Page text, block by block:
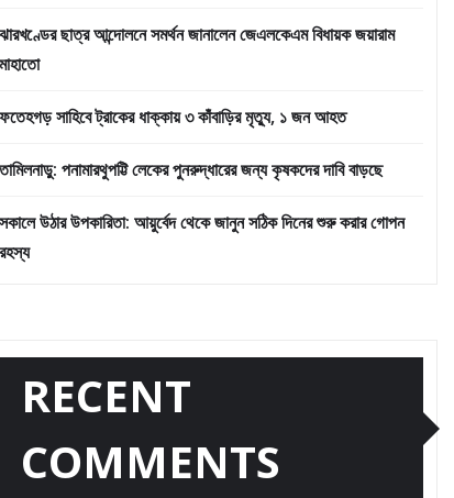
ঝারখণ্ডের ছাত্র আন্দোলনে সমর্থন জানালেন জেএলকেএম বিধায়ক জয়ারাম
মাহাতো
ফতেহগড় সাহিবে ট্রাকের ধাক্কায় ৩ কাঁবাড়ির মৃত্যু, ১ জন আহত
তামিলনাড়ু: পনামারথুপট্টি লেকের পুনরুদ্ধারের জন্য কৃষকদের দাবি বাড়ছে
সকালে উঠার উপকারিতা: আয়ুর্বেদ থেকে জানুন সঠিক দিনের শুরু করার গোপন
রহস্য
RECENT
COMMENTS